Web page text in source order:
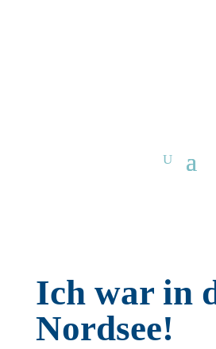
Ich war in
Nordsee!